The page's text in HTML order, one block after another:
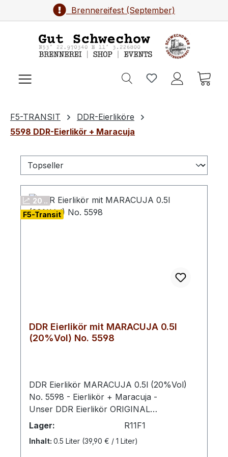
Zum Hauptinhalt springenBrennereifest (September)
F5-TRANSIT
DDR-Eierliköre
5598 DDR-Eierlikör + Maracuja
20 ..
F5-Transit
DDR Eierlikör mit MARACUJA 0.5l
(20%Vol) No. 5598
DDR Eierlikör MARACUJA 0.5l (20%Vol)
No. 5598 - Eierlikör + Maracuja -
Unser DDR Eierlikör ORIGINAL
5593 verfeinert mit Maracuja bringt
cremigen Genuss und exotische Frische in
perfekte Balance. Die samtige Textur des
Lager: R11F1
Inhalt: 0.5 Liter (39,90 € / 1 Liter)